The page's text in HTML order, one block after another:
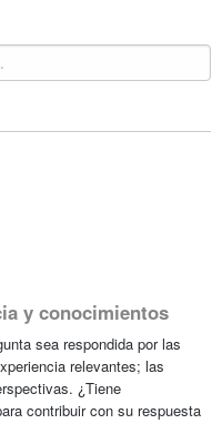
y conocimientos
sea respondida por las
relevantes; las
¿Tiene
contribuir con su respuesta